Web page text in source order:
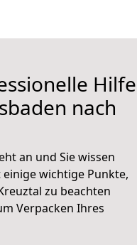
Hilfe
nach
an und Sie wissen
einige wichtige Punkte,
zu beachten
Verpacken Ihres